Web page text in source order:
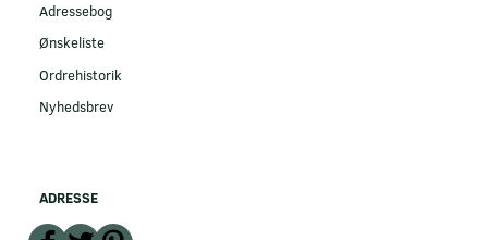
Adressebog
Ønskeliste
Ordrehistorik
Nyhedsbrev
ADRESSE